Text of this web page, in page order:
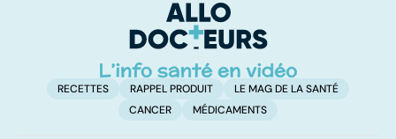
d'angine ?
RECETTES RAPPEL PRODUIT
LE MAG DE LA SANTÉ
CANCER
MÉDICAMENTS